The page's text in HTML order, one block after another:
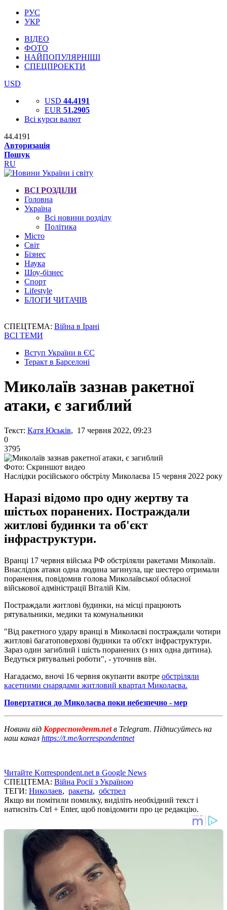
РУС
УКР
ВІДЕО
ФОТО
НАЙПОПУЛЯРНІШІ
СПЕЦПРОЕКТИ
USD
USD 44.4191
EUR 51.2905
Всі курси валют
44.4191
Авторизація
Пошук
RU
ВСІ РОЗДІЛИ
Головна
Україна
Всі новини розділу
Політика
Місто
Світ
Бізнес
Наука
Шоу-бізнес
Спорт
Lifestyle
БЛОГИ ЧИТАЧІВ
СПЕЦТЕМА: Війна в Ірані
ВСІ ТЕМИ
Вступ України в ЄС
Теракт в Барселоні
Миколаїв зазнав ракетної
атаки, є загиблий
Текст: Катя Юськів, 17 червня 2022, 09:23
0
3795
Фото: Скриншот видео
Наслідки російського обстрілу Миколаєва 15 червня 2022 року
Наразі відомо про одну жертву та
шістьох поранених. Постраждали
житлові будинки та об'єкт
інфраструктури.
Вранці 17 червня війська РФ обстріляли ракетами Миколаїв.
Внаслідок атаки одна людина загинула, ще шестеро отримали
поранення, повідомив голова Миколаївської обласної
військової адміністрації Віталій Кім.
Постраждали житлові будинки, на місці працюють
рятувальники, медики та комунальники
"Від ракетного удару вранці в Миколаєві постраждали чотири
житлові багатоповерхові будинки та об'єкт інфраструктури.
Зараз один загиблий і шість поранених (з них одна дитина).
Ведуться рятувальні роботи", - уточнив він.
Нагадаємо, вночі 16 червня окупанти вкотре обстріляли
касетними снарядами житловий квартал Миколаєва.
Повертатися до Миколаєва поки небезпечно - мер
Новини від Корреспондент.netв Telegram. Підписуйтесь на
наш канал https://t.me/korrespondentnet
Читайте Korrespondent.net в Google News
СПЕЦТЕМА: Війна Росії з Україною
ТЕГИ: Николаев, ракеты, обстрел
Якщо ви помітили помилку, виділіть необхідний текст і
натисніть Ctrl + Enter, щоб повідомити про це редакцію.